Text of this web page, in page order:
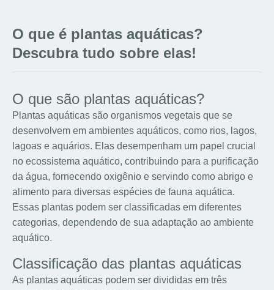
O que é plantas aquáticas?
Descubra tudo sobre elas!
O que são plantas aquáticas?
Plantas aquáticas são organismos vegetais que se
desenvolvem em ambientes aquáticos, como rios, lagos,
lagoas e aquários. Elas desempenham um papel crucial
no ecossistema aquático, contribuindo para a purificação
da água, fornecendo oxigênio e servindo como abrigo e
alimento para diversas espécies de fauna aquática.
Essas plantas podem ser classificadas em diferentes
categorias, dependendo de sua adaptação ao ambiente
aquático.
Classificação das plantas aquáticas
As plantas aquáticas podem ser divididas em três